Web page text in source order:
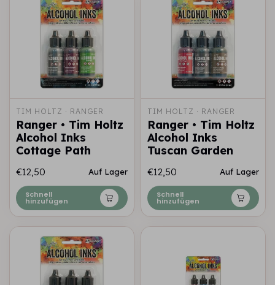
TIM HOLTZ · RANGER
Ranger • Tim Holtz
Alcohol Inks
Cottage Path
€12,50 Auf Lager
Schnell
hinzufügen
TIM HOLTZ · RANGER
Ranger • Tim Holtz
Alcohol Inks
Tuscan Garden
€12,50 Auf Lager
Schnell
hinzufügen